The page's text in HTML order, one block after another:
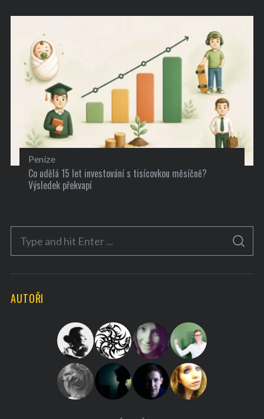
Peníze
Co udělá 15 let investování s tisícovkou měsíčně?
Výsledek překvapí
c
S
A
C
AUTOŘI